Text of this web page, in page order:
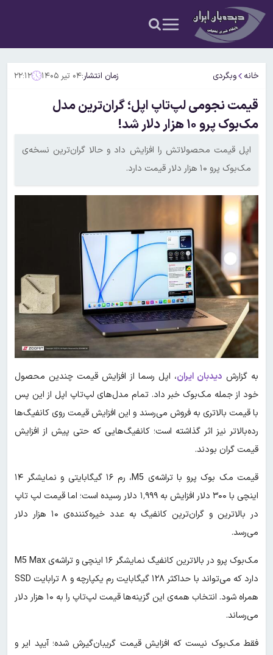
خانه وبگردی زمان انتشار:۰۴ تیر ۱۴۰۵ ۲۲:۱۲
قیمت نجومی لپ‌تاپ اپل؛ گران‌ترین مدل
مک‌بوک پرو ۱۰ هزار دلار شد!
اپل قیمت محصولاتش را افزایش داد و حالا گران‌ترین نسخه‌ی
مک‌بوک پرو ۱۰ هزار دلار قیمت دارد.
به گزارش دیدبان ایران، اپل رسما از افزایش قیمت چندین محصول
خود از جمله مک‌بوک خبر داد. تمام مدل‌های لپ‌تاپ اپل از این پس
با قیمت بالاتری به فروش می‌رسند و این افزایش قیمت روی کانفیگ‌ها
رده‌بالاتر نیز اثر گذاشته است؛ کانفیگ‌هایی که حتی پیش از افزایش
قیمت گران بودند.
قیمت مک بوک پرو با تراشه‌ی M5، رم ۱۶ گیگابایتی و نمایشگر ۱۴
اینچی با ۳۰۰ دلار افزایش به ۱٬۹۹۹ دلار رسیده است؛ اما قیمت لپ تاپ
در بالاترین و گران‌ترین کانفیگ به عدد خیره‌کننده‌ی ۱۰ هزار دلار
می‌رسد.
مک‌بوک پرو در بالاترین کانفیگ نمایشگر ۱۶ اینچی و تراشه‌ی M5 Max
دارد که می‌تواند با حداکثر ۱۲۸ گیگابایت رم یکپارچه و ۸ ترابایت SSD
همراه شود. انتخاب همه‌ی این گزینه‌ها قیمت لپ‌تاپ را به ۱۰ هزار دلار
می‌رساند.
فقط مک‌بوک نیست که افزایش قیمت گریبان‌گیرش شده؛ آیپد ایر و